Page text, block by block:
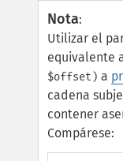
Nota:
Utilizar el
equivalente
$offset) a
cadena
contener
Compárese: